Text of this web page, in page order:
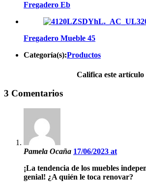
Fregadero Eb
Fregadero Mueble 45
Categoría(s):Productos
Califica este artículo
3 Comentarios
Pamela Ocaña 17/06/2023 at
¡La tendencia de los muebles
genial! ¿A quién le toca renovar?